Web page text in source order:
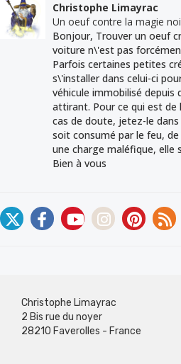
Christophe Limayrac
Un oeuf contre la magie
Bonjour, Trouver un oeuf
voiture n\'est pas
Parfois certaines petites
s\'installer dans celui-ci
véhicule immobilisé
attirant. Pour ce qui est de
cas de doute, jetez-le
soit consumé par le feu,
une charge maléfique,
Bien à vous
Christophe Limayrac
2 Bis rue du noyer
28210 Faverolles - France